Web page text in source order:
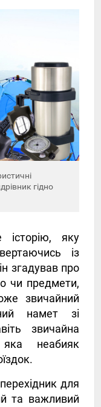
гідно
історію, яку
із
згадував про
чи предмети,
звичайний
намет зі
звичайна
неабияк
для
та важливий